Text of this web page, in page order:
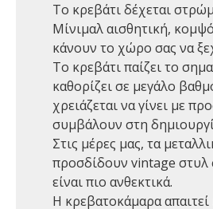
Το κρεβάτι δέχεται
Mίνιμαλ αισθητική,
κάνουν το χώρο σας να
Το κρεβάτι παίζει το
καθορίζει σε μεγάλο
χρειάζεται να γίνει με
συμβάλουν στη
Στις μέρες μας, τα
προσδίδουν vintage στυλ
είναι πιο ανθεκτικά.
Η κρεβατοκάμαρα